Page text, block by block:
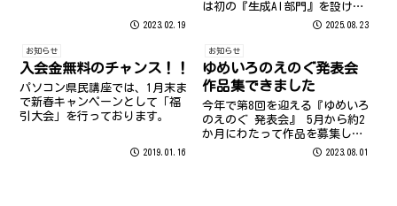
2023.02.19
は初の『生成AI部門』を設けて
の開催！ 例年より多くの方にご
なりました!! ご参加いただいた
皆様、ありがとうございまし
た！ インストラクター・ス...
2025.08.23
お知らせ
入会金無料のチャンス！！
パソコン県民講座では、1月末ま
で新春キャンペーンとして「福
引大会」を行っております。
2019.01.16
お知らせ
ゆめいろのえのぐ発表会
作品集できました
今年で第8回を迎える『ゆめいろ
のえのぐ 発表会』 5月から約2
か月にわたって作品を募集して
まいりました。 たくさんの方に
2023.08.01